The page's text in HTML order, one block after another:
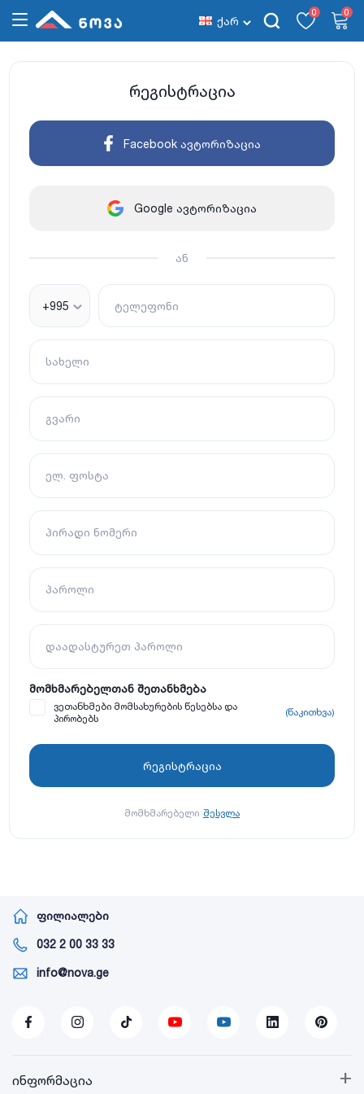
ქარ
0 0
რეგისტრაცია
Facebook ავტორიზაცია
Google ავტორიზაცია
ან
+995 ტელეფონი
სახელი
გვარი
ელ. ფოსტა
პირადი ნომერი
პაროლი
დაადასტურეთ პაროლი
მომხმარებელთან შეთანხმება
ვეთანხმები მომსახურების წესებსა და
პირობებს
(წაკითხვა)
მომხმარებელი შესვლა
ფილიალები
032 2 00 33 33
info@nova.ge
+
ინფორმაცია